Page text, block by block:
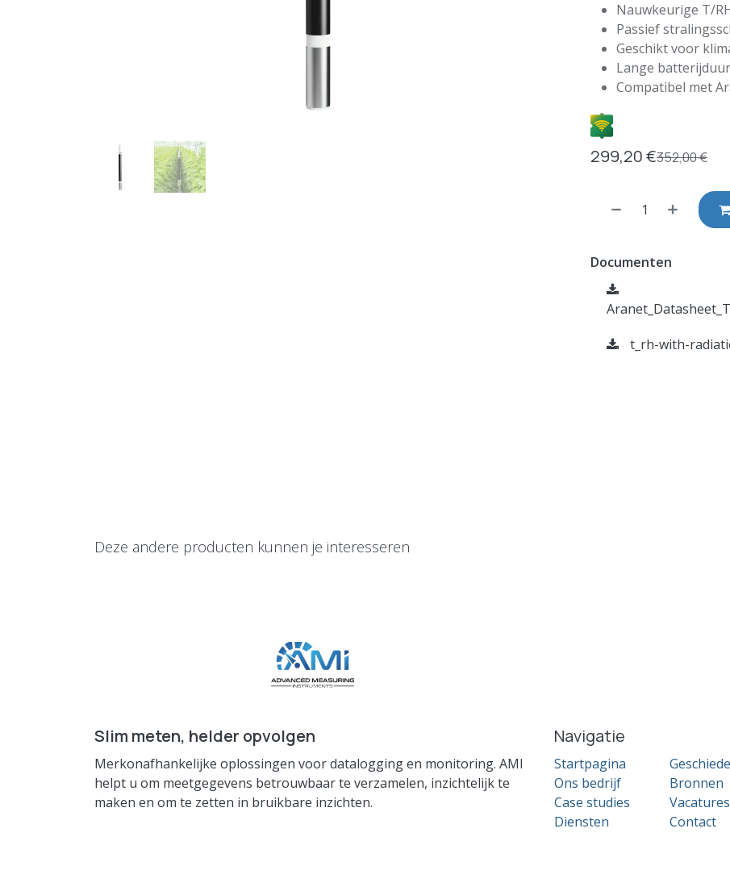
Nauwkeurige T/
Passief
Geschikt voor
Lange
Compatibel met
299,20€352,00€
Documenten
t_rh-with-
Deze andere producten kunnen je interesseren
Slim meten, helder opvolgen
Merkonafhankelijke oplossingen voor datalogging en monitoring. AMI
helpt u om meetgegevens betrouwbaar te verzamelen, inzichtelijk te
maken en om te zetten in bruikbare inzichten.
Navigatie
Startpagina
Ons bedrijf
Case studies
Diensten
Bronnen
Vacatures
Contact